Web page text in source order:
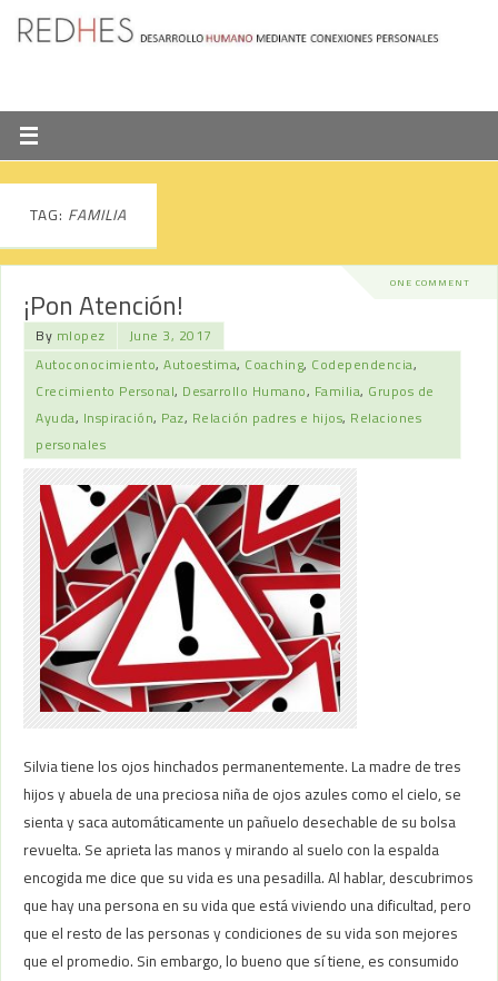
TAG: FAMILIA
ONE COMMENT
¡Pon Atención!
By mlopez
June 3, 2017
Autoconocimiento,Autoestima, Coaching, Codependencia,
Crecimiento Personal, Desarrollo Humano, Familia, Grupos de
Ayuda, Inspiración, Paz, Relación padres e hijos, Relaciones
personales
Silvia tiene los ojos hinchados permanentemente. La madre de tres
hijos y abuela de una preciosa niña de ojos azules como el cielo, se
sienta y saca automáticamente un pañuelo desechable de su bolsa
revuelta. Se aprieta las manos y mirando al suelo con la espalda
encogida me dice que su vida es una pesadilla. Al hablar, descubrimos
que hay una persona en su vida que está viviendo una dificultad, pero
que el resto de las personas y condiciones de su vida son mejores
que el promedio. Sin embargo, lo bueno que sí tiene, es consumido